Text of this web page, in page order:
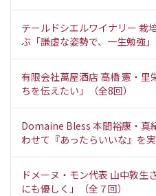
テールドシエルワイナリー 栽
ぶ「謙虚な姿勢で、一生勉強」
有限会社萬屋酒店 高橋 憲・
ちを伝えたい」（全8回）
Domaine Bless 本間裕康・真
わせて『あったらいいな』を実
ドメーヌ・モン代表 山中敦生
にも優しく」（全７回）